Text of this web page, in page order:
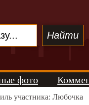
фото
участника: Любочка